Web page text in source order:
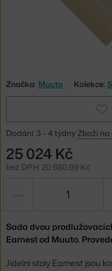
Značka: Muuto Kolekce:
Dodání: 3 - 4 týdny Zboží na
25 024 Kč
bez DPH: 20 680,99 Kč
Sada dvou
Earnest od Muuto.
Jídelní stoly Earnest jsou